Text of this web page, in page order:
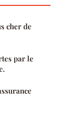
cher de
par le